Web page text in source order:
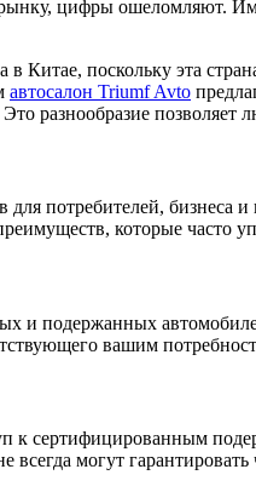
цифры ошеломляют.
в Китае, поскольку эта
автосалон Triumf Avto
разнообразие позволяет
потребителей,
которые
и подержанных
вашим
к сертифицированным
могут